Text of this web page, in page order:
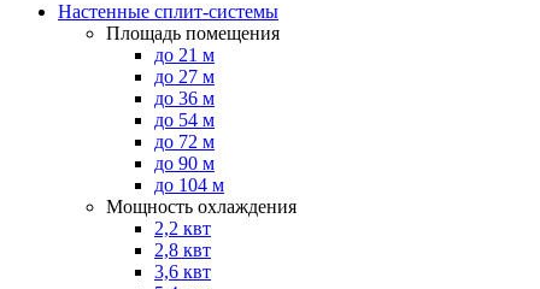
Настенные сплит-системы
Площадь помещения
до 21 м
до 27 м
до 36 м
до 54 м
до 72 м
до 90 м
до 104 м
Мощность охлаждения
2,2 квт
2,8 квт
3,6 квт